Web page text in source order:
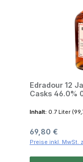
Edradour 12
Casks 46.0%
Inhalt: 0.7 Liter
Regulärer Preis:
69,80 €
Preise inkl. MwSt.